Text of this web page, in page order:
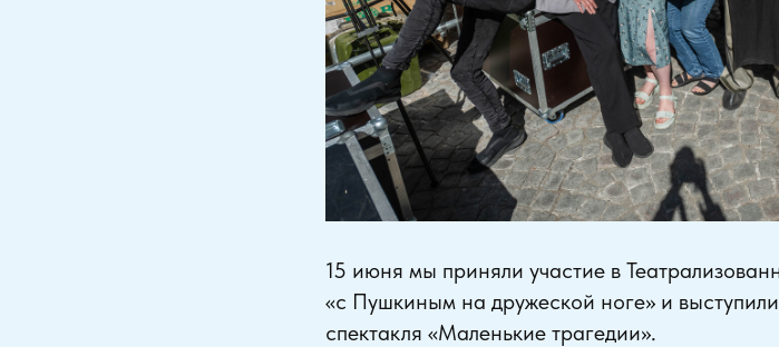
15 июня мы приняли участие в
«с Пушкиным на дружеской ноге» и
спектакля «Маленькие трагедии».